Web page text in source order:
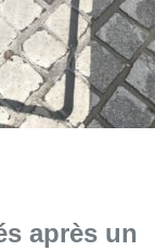
après un